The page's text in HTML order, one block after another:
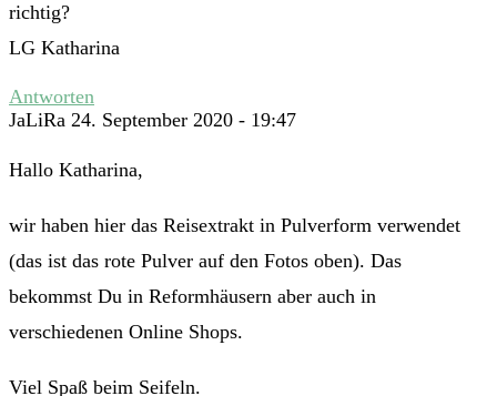
richtig?
LG Katharina
Antworten
JaLiRa 24. September 2020 - 19:47
Hallo Katharina,
wir haben hier das Reisextrakt in Pulverform verwendet
(das ist das rote Pulver auf den Fotos oben). Das
bekommst Du in Reformhäusern aber auch in
verschiedenen Online Shops.
Viel Spaß beim Seifeln.